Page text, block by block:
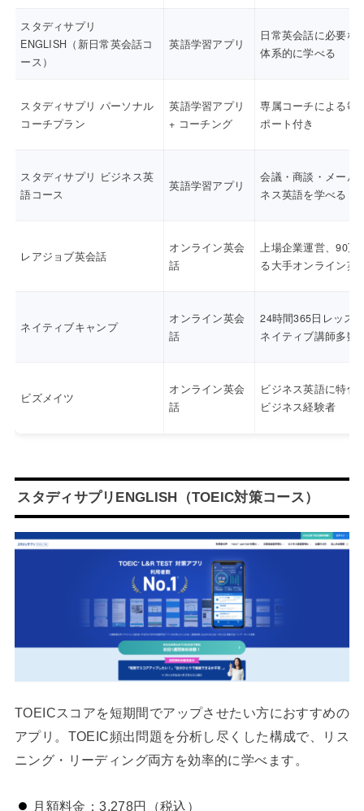
スタディサプリ
ENGLISH（新日常英会話コ
ース）
英語学習アプリ
日常英会話に必要な
体系的に学べる
スタディサプリ パーソナル
コーチプラン
英語学習アプリ
+ コーチング
専属コーチによる毎
ポート付き
スタディサプリ ビジネス英
語コース
英語学習アプリ
会議・商談・メール
ネス英語を学べる
レアジョブ英会話
オンライン英会
話
上場企業運営、90万
る大手オンライン英
ネイティブキャンプ
オンライン英会
話
24時間365日レッス
ネイティブ講師多数
ビズメイツ
オンライン英会
話
ビジネス英語に特化
ビジネス経験者
スタディサプリENGLISH（TOEIC対策コース）
TOEICスコアを短期間でアップさせたい方におすすめの
アプリ。TOEIC頻出問題を分析し尽くした構成で、リス
ニング・リーディング両方を効率的に学べます。
月額料金：3,278円（税込）